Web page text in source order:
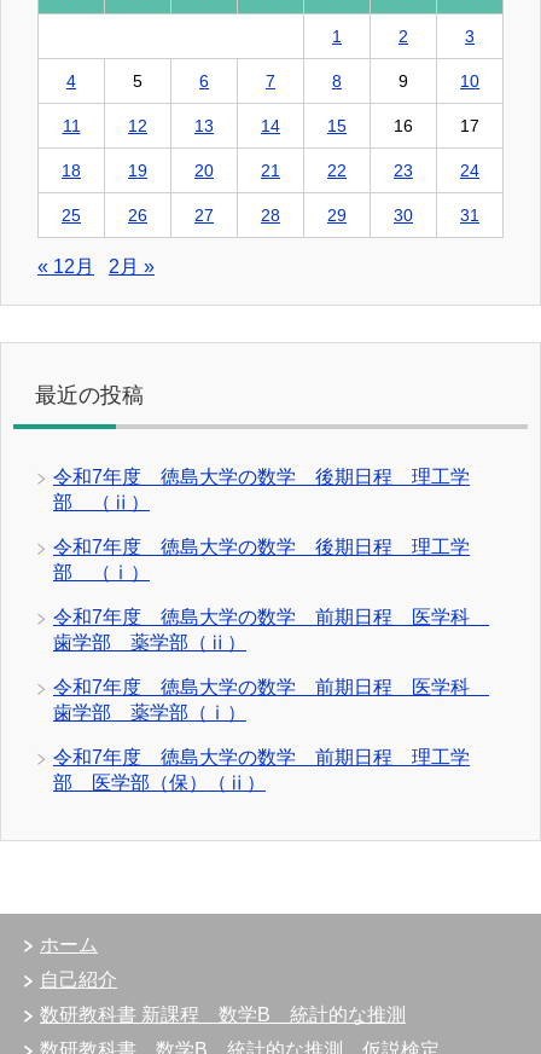
1 2 3
4 5 6 7 8 9 10
11 12 13 14 15 16 17
18 19 20 21 22 23 24
25 26 27 28 29 30 31
« 12月 2月 »
最近の投稿
令和7年度 徳島大学の数学 後期日程 理工学
部 （ⅱ）
令和7年度 徳島大学の数学 後期日程 理工学
部 （ⅰ）
令和7年度 徳島大学の数学 前期日程 医学科
歯学部 薬学部（ⅱ）
令和7年度 徳島大学の数学 前期日程 医学科
歯学部 薬学部（ⅰ）
令和7年度 徳島大学の数学 前期日程 理工学
部 医学部（保）（ⅱ）
ホーム
自己紹介
数研教科書 新課程 数学B 統計的な推測
数研教科書 数学B 統計的な推測 仮説検定